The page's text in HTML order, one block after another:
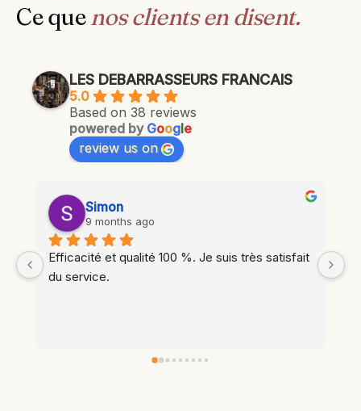
Ce quenos clients en disent.
LES DEBARRASSEURS FRANCAIS
5.0
Based on 38 reviews
powered by Google
review us on
Ariane Amiot
last year
Intervention rapide, résultat propre (j’ai
apprécié qu'un coup de balai ait été donné),